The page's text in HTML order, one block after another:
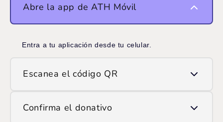
Abre la app de ATH Móvil
Entra a tu aplicación desde tu celular.
Escanea el código QR
Usa la opción de escanear QR y apunta la cámara
Confirma el donativo